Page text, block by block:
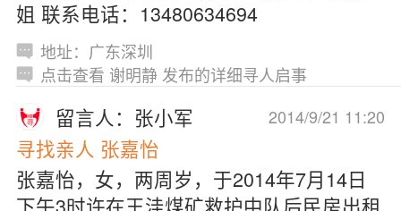
姐 联系电话：13480634694
地址：广东深圳
点击查看 谢明静 发布的详细寻人启事
2014/9/21 11:20
留言人：张小军
寻找亲人 张嘉怡
张嘉怡，女，两周岁，于2014年7月14日
下午3时许在王洼煤矿救护中队后民房出租